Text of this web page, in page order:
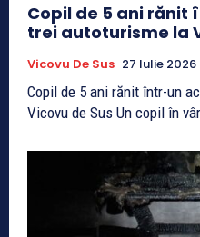
Copil de 5 ani
trei autoturisme la
Vicovu De Sus 27 Iulie 2026
Copil de 5 ani rănit într-un
Vicovu de Sus Un